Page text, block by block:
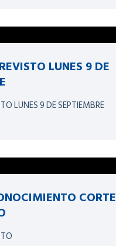
LUNES 9 DE
LUNES 9 DE SEPTIEMBRE
CORTE